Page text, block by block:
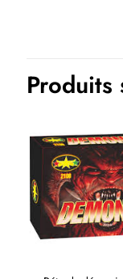
Produits